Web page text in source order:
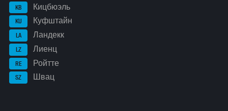
KB Кицбюэль
KU Куфштайн
LA Ландекк
LZ Лиенц
RE Ройтте
SZ Швац